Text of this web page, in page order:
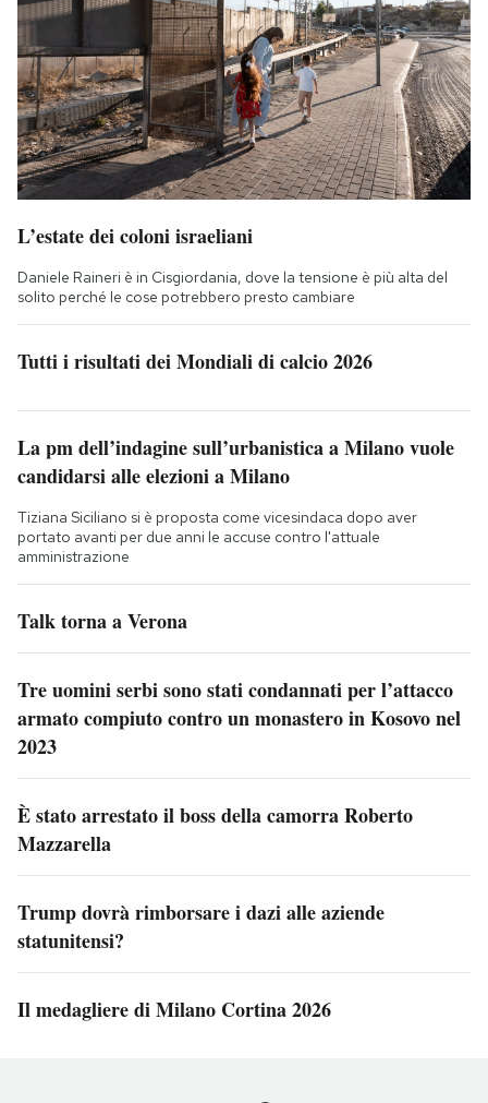
L’estate dei coloni israeliani
Daniele Raineri è in Cisgiordania, dove la tensione è più alta del
solito perché le cose potrebbero presto cambiare
Tutti i risultati dei Mondiali di calcio 2026
La pm dell’indagine sull’urbanistica a Milano vuole
candidarsi alle elezioni a Milano
Tiziana Siciliano si è proposta come vicesindaca dopo aver
portato avanti per due anni le accuse contro l'attuale
amministrazione
Talk torna a Verona
Tre uomini serbi sono stati condannati per l’attacco
armato compiuto contro un monastero in Kosovo nel
2023
È stato arrestato il boss della camorra Roberto
Mazzarella
Trump dovrà rimborsare i dazi alle aziende
statunitensi?
Il medagliere di Milano Cortina 2026